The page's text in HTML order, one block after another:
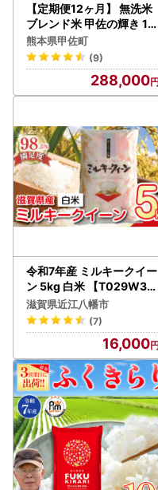
【定期便12ヶ月】 無洗米
ブレンド米 甲佐の輝き 16
kg 訳あり 令和7年産 【価
格改定ZP】
熊本県甲佐町
(9)
288,000
令和7年産 ミルキークイー
ン 5kg 白米 【T029W3】
近江米 精米
滋賀県近江八幡市
(7)
16,000